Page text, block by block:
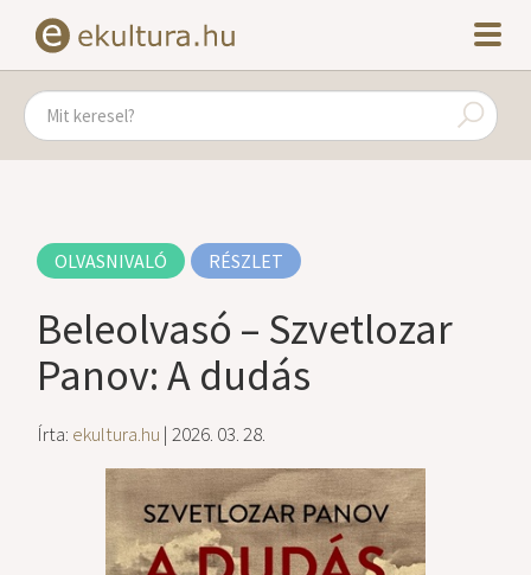
OLVASNIVALÓ RÉSZLET
Beleolvasó – Szvetlozar
Panov: A dudás
Írta: ekultura.hu | 2026. 03. 28.